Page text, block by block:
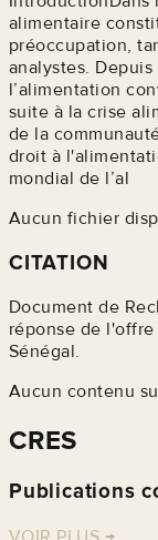
alimentaire
préoccupation,
analystes.
l’alimentation
suite à la crise
de la
droit à
mondial de l’al
Aucun fichier
CITATION
Document de
réponse de
Sénégal.
Aucun contenu
CRES
Publications